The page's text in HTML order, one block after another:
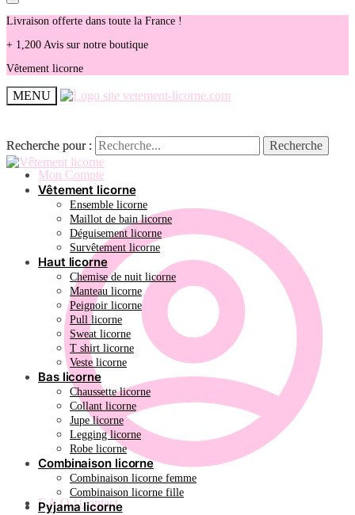
Livraison offerte dans toute la France !
+ 1,200 Avis sur notre boutique
Vêtement licorne
MENU
Recherche pour : Recherche
Mon Compte
F.A.Q / Contact
Recherche pour : Recherche
Vêtement licorne
Ensemble licorne
Maillot de bain licorne
Déguisement licorne
Survêtement licorne
Haut licorne
Chemise de nuit licorne
Manteau licorne
Peignoir licorne
Pull licorne
Sweat licorne
T shirt licorne
Veste licorne
Bas licorne
Chaussette licorne
Collant licorne
Jupe licorne
Legging licorne
Robe licorne
Combinaison licorne
Combinaison licorne femme
Combinaison licorne fille
Pyjama licorne